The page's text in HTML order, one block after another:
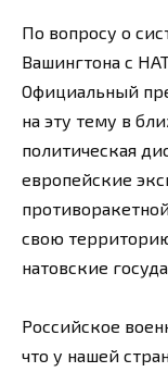
По вопросу о
Вашингтона с
Официальный
на эту тему в
политическая
европейские
свою
натовские
Российское
что у нашей